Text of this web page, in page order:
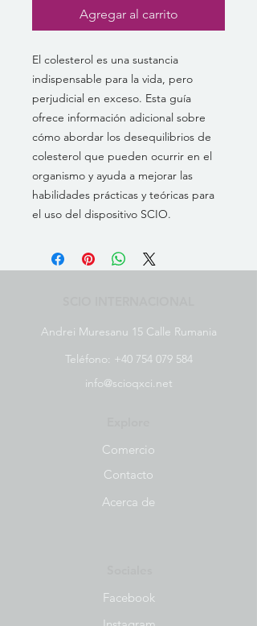
Agregar al carrito
El colesterol es una sustancia
indispensable para la vida, pero
perjudicial en exceso. Esta guía
ofrece información adicional sobre
cómo abordar los desequilibrios de
colesterol que pueden ocurrir en el
organismo y ayuda a mejorar las
habilidades prácticas y teóricas para
el uso del dispositivo SCIO.
Andrei Muresanu 15 Calle Rumania
Teléfono: +40 754 079 584
info@scioqxci.net
Comercio
Contacto
Acerca de
Facebook